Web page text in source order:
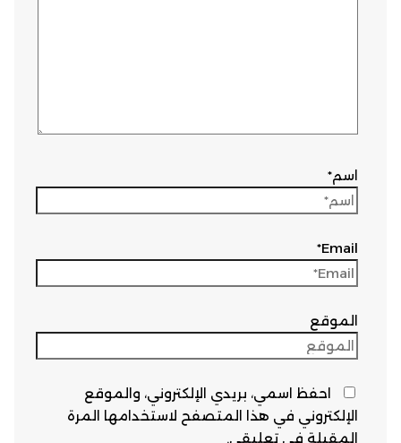
اسم*
Email*
الموقع
احفظ اسمي، بريدي الإلكتروني، والموقع
الإلكتروني في هذا المتصفح لاستخدامها المرة
المقبلة في تعليقي.